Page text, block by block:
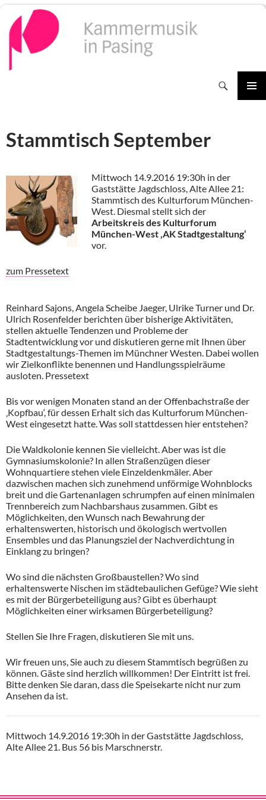
Inhalt
springen
Stammtisch September
Mittwoch 14.9.2016 19:30h in der
Gaststätte Jagdschloss, Alte Allee 21:
Stammtisch des Kulturforum München-
West. Diesmal stellt sich der
Arbeitskreis des Kulturforum
München-West ‚AK Stadtgestaltung‘
vor.
zum Pressetext
Reinhard Sajons, Angela Scheibe Jaeger, Ulrike Turner und Dr.
Ulrich Rosenfelder berichten über bisherige Aktivitäten,
stellen aktuelle Tendenzen und Probleme der
Stadtentwicklung vor und diskutieren gerne mit Ihnen über
Stadtgestaltungs-Themen im Münchner Westen. Dabei wollen
wir Zielkonflikte benennen und Handlungsspielräume
ausloten. Pressetext
Bis vor wenigen Monaten stand an der Offenbachstraße der
‚Kopfbau‘, für dessen Erhalt sich das Kulturforum München-
West eingesetzt hatte. Was soll stattdessen hier entstehen?
Die Waldkolonie kennen Sie vielleicht. Aber was ist die
Gymnasiumskolonie? In allen Straßenzügen dieser
Wohnquartiere stehen viele Einzeldenkmäler. Aber
dazwischen machen sich zunehmend unförmige Wohnblocks
breit und die Gartenanlagen schrumpfen auf einen minimalen
Trennbereich zum Nachbarshaus zusammen. Gibt es
Möglichkeiten, den Wunsch nach Bewahrung der
erhaltenswerten, historisch und ökologisch wertvollen
Ensembles und das Planungsziel der Nachverdichtung in
Einklang zu bringen?
Wo sind die nächsten Großbaustellen? Wo sind
erhaltenswerte Nischen im städtebaulichen Gefüge? Wie sieht
es mit der Bürgerbeteiligung aus? Gibt es überhaupt
Möglichkeiten einer wirksamen Bürgerbeteiligung?
Stellen Sie Ihre Fragen, diskutieren Sie mit uns.
Wir freuen uns, Sie auch zu diesem Stammtisch begrüßen zu
können. Gäste sind herzlich willkommen! Der Eintritt ist frei.
Bitte denken Sie daran, dass die Speisekarte nicht nur zum
Ansehen da ist.
Mittwoch 14.9.2016 19:30h in der Gaststätte Jagdschloss,
Alte Allee 21. Bus 56 bis Marschnerstr.